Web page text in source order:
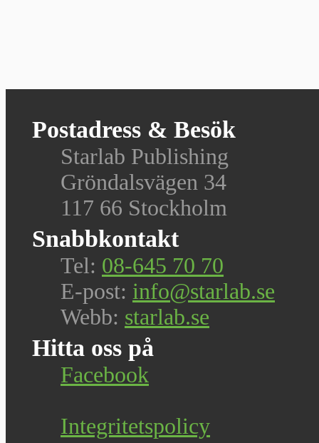
Postadress & Besök
Starlab Publishing
Gröndalsvägen 34
117 66 Stockholm
Snabbkontakt
Tel: 08-645 70 70
E-post: info@starlab.se
Webb: starlab.se
Hitta oss på
Facebook
Integritetspolicy